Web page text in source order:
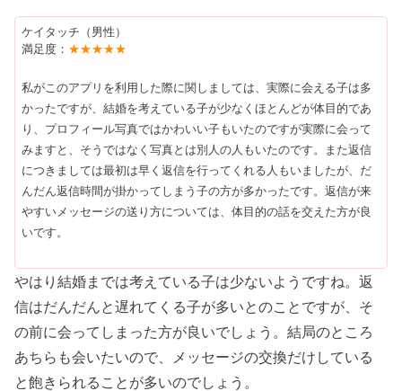
ケイタッチ（男性）
満足度： ★★★★★
私がこのアプリを利用した際に関しましては、実際に会える子は多
かったですが、結婚を考えている子が少なくほとんどが体目的であ
り、プロフィール写真ではかわいい子もいたのですが実際に会って
みますと、そうではなく写真とは別人の人もいたのです。また返信
につきましては最初は早く返信を行ってくれる人もいましたが、だ
んだん返信時間が掛かってしまう子の方が多かったです。返信が来
やすいメッセージの送り方については、体目的の話を交えた方が良
いです。
やはり結婚までは考えている子は少ないようですね。返
信はだんだんと遅れてくる子が多いとのことですが、そ
の前に会ってしまった方が良いでしょう。結局のところ
あちらも会いたいので、メッセージの交換だけしている
と飽きられることが多いのでしょう。